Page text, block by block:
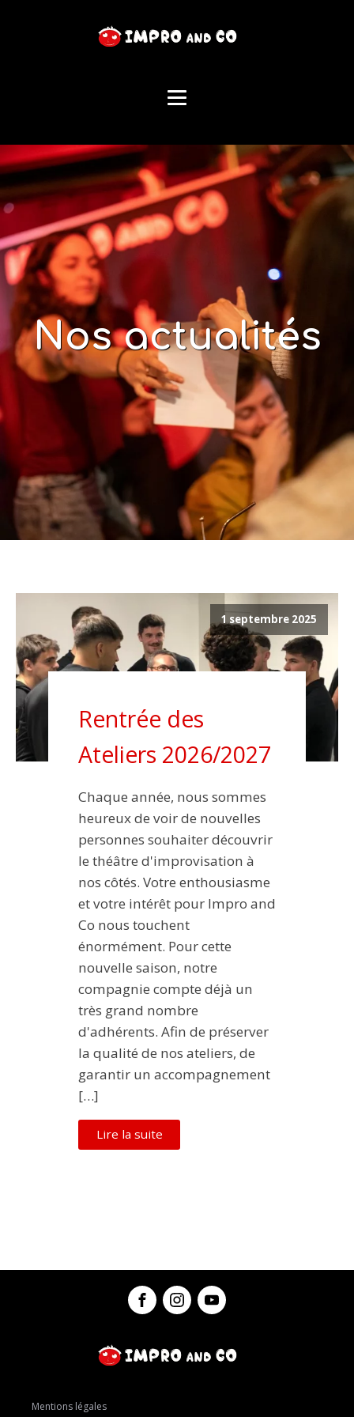
Nos actualités
1 septembre 2025
Rentrée des
Ateliers 2026/2027
Chaque année, nous sommes
heureux de voir de nouvelles
personnes souhaiter découvrir
le théâtre d'improvisation à
nos côtés. Votre enthousiasme
et votre intérêt pour Impro and
Co nous touchent
énormément. Pour cette
nouvelle saison, notre
compagnie compte déjà un
très grand nombre
d'adhérents. Afin de préserver
la qualité de nos ateliers, de
garantir un accompagnement
[…]
Lire la suite
Mentions légales